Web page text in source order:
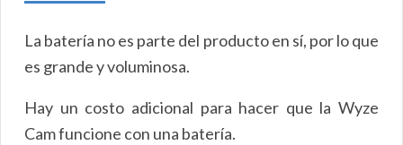
La batería no es parte del producto en sí, por lo que
es grande y voluminosa.
Hay un costo adicional para hacer que la Wyze
Cam funcione con una batería.